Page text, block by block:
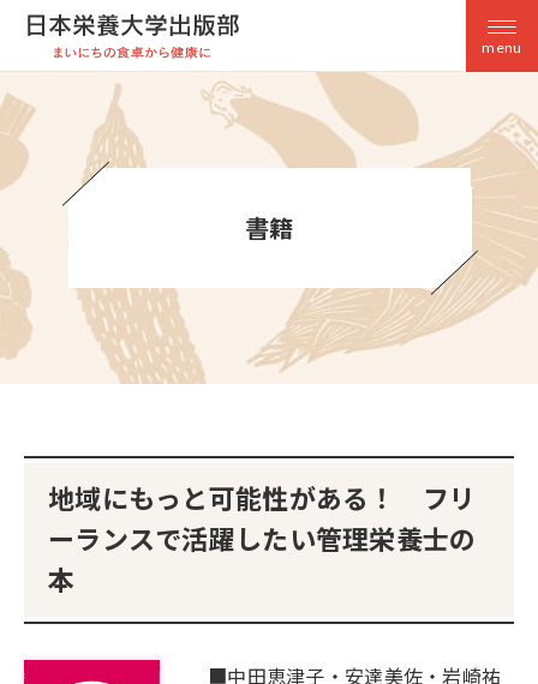
menu
書籍
地域にもっと可能性がある！ フリ
ーランスで活躍したい管理栄養士の
本
■中田恵津子・安達美佐・岩崎祐